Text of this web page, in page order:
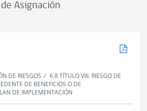
Asignación
DE RIESGOS
6.8 TÍTULO VIII. RIESGO DE
DE BENEFICIOS O DE
DE IMPLEMENTACIÓN